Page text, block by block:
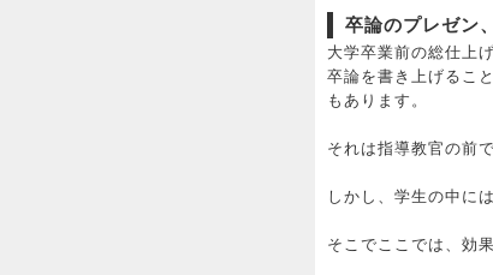
卒論のプレゼン
大学卒業前の総仕上
卒論を書き上げるこ
もあります。
それは指導教官の前
しかし、学生の中に
そこでここでは、効